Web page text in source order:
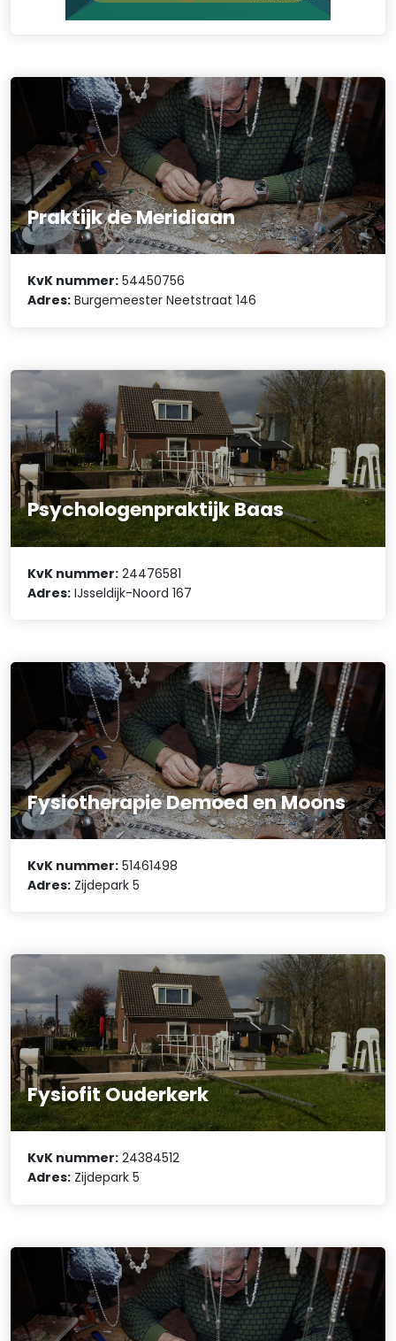
Praktijk de Meridiaan
KvK nummer: 54450756
Adres: Burgemeester Neetstraat 146
Psychologenpraktijk Baas
KvK nummer: 24476581
Adres: IJsseldijk-Noord 167
Fysiotherapie Demoed en Moons
KvK nummer: 51461498
Adres: Zijdepark 5
Fysiofit Ouderkerk
KvK nummer: 24384512
Adres: Zijdepark 5